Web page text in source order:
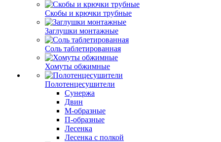
Скобы и крючки трубные
Заглушки монтажные
Соль таблетированная
Хомуты обжимные
Полотенцесушители
Сунержа
Двин
М-образные
П-образные
Лесенка
Лесенка с полкой